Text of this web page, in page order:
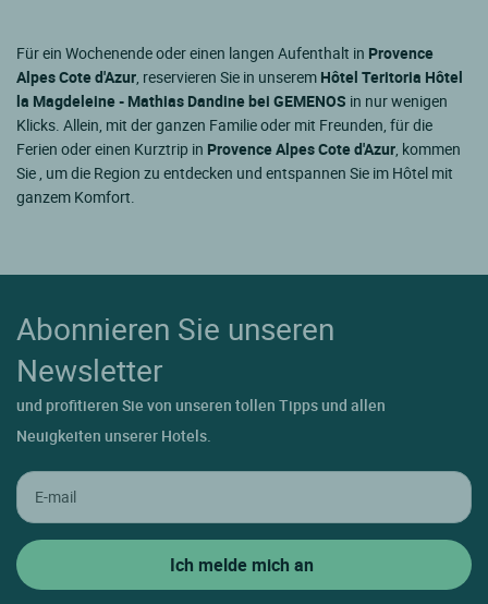
Für ein Wochenende oder einen langen Aufenthalt in Provence
Alpes Cote d'Azur , reservieren Sie in unserem Hôtel Teritoria Hôtel
la Magdeleine - Mathias Dandine bei GEMENOS in nur wenigen
Klicks. Allein, mit der ganzen Familie oder mit Freunden, für die
Ferien oder einen Kurztrip in Provence Alpes Cote d'Azur , kommen
Sie , um die Region zu entdecken und entspannen Sie im Hôtel mit
ganzem Komfort.
Abonnieren Sie unseren
Newsletter
und profitieren Sie von unseren tollen Tipps und allen
Neuigkeiten unserer Hotels.